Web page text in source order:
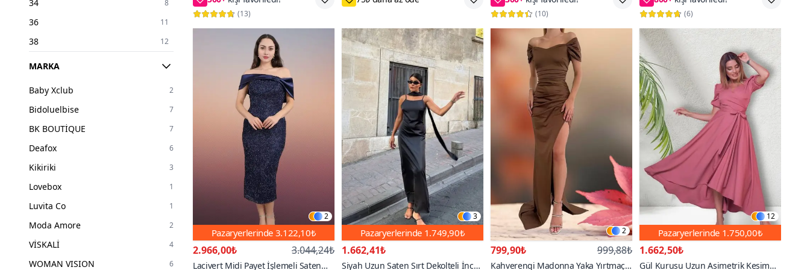
34 8
36 11
38 12
40
MARKA
Baby Xclub 2
Bidoluelbise 7
BK BOUTİQUE 7
Deafox 6
Kikiriki 3
Lovebox 1
Luvita Co 1
Moda Amore 2
VİSKALİ 4
WOMAN VISION 6
(13) (10)
Elbise
(6)
2
Pazaryerlerinde 3.122,10₺
2.966,00₺ 3.044,24₺
Lacivert Midi Payet İşlemeli Saten
3
Pazaryerlerinde 1.749,90₺
1.662,41₺
Siyah Uzun Saten Sırt Dekolteli İnce
2
799,90₺ 999,88₺
Kahverengi Madonna Yaka Yırtmaç
12
Pazaryerlerinde 1.750,00₺
1.662,50₺
Gül Kurusu Uzun Asimetrik Kesim